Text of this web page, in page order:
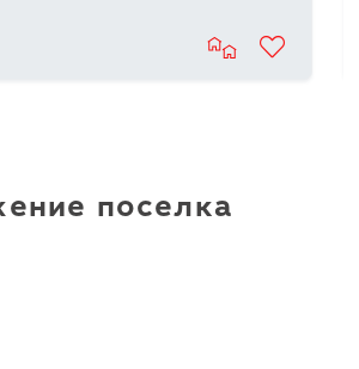
Awards 2024 "Сорочаны".
поселка